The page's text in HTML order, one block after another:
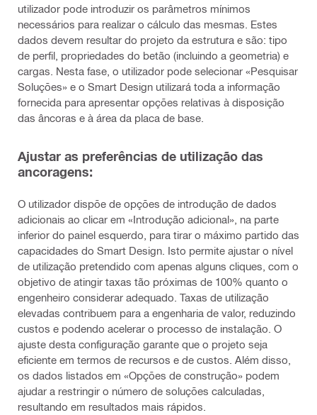
utilizador pode introduzir os parâmetros mínimos
necessários para realizar o cálculo das mesmas. Estes
dados devem resultar do projeto da estrutura e são: tipo
de perfil, propriedades do betão (incluindo a geometria) e
cargas. Nesta fase, o utilizador pode selecionar «Pesquisar
Soluções» e o Smart Design utilizará toda a informação
fornecida para apresentar opções relativas à disposição
das âncoras e à área da placa de base.
Ajustar as preferências de utilização das
ancoragens:
O utilizador dispõe de opções de introdução de dados
adicionais ao clicar em «Introdução adicional», na parte
inferior do painel esquerdo, para tirar o máximo partido das
capacidades do Smart Design. Isto permite ajustar o nível
de utilização pretendido com apenas alguns cliques, com o
objetivo de atingir taxas tão próximas de 100% quanto o
engenheiro considerar adequado. Taxas de utilização
elevadas contribuem para a engenharia de valor, reduzindo
custos e podendo acelerar o processo de instalação. O
ajuste desta configuração garante que o projeto seja
eficiente em termos de recursos e de custos. Além disso,
os dados listados em «Opções de construção» podem
ajudar a restringir o número de soluções calculadas,
resultando em resultados mais rápidos.